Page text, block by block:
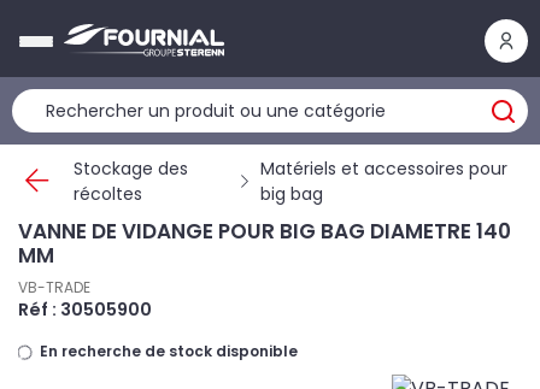
Stockage des
récoltes
Matériels et accessoires pour
big bag
VANNE DE VIDANGE POUR BIG BAG DIAMETRE 140
MM
VB-TRADE
Réf : 30505900
En recherche de stock disponible